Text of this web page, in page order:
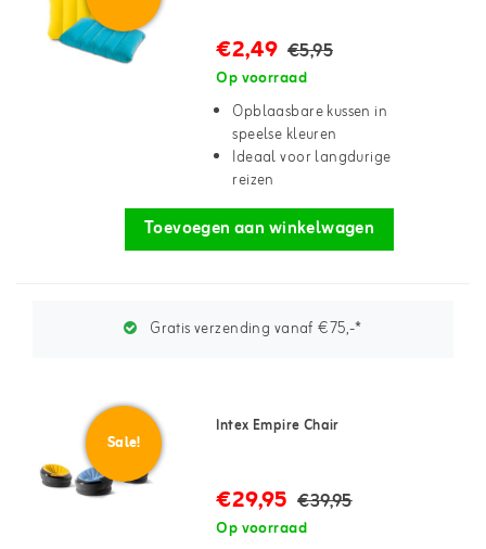
€2,49 €5,95
Op voorraad
Opblaasbare kussen in
speelse kleuren
Ideaal voor langdurige
reizen
Toevoegen aan winkelwagen
Gratis verzending vanaf €75,-*
Sale!
Intex Empire Chair
€29,95 €39,95
Op voorraad